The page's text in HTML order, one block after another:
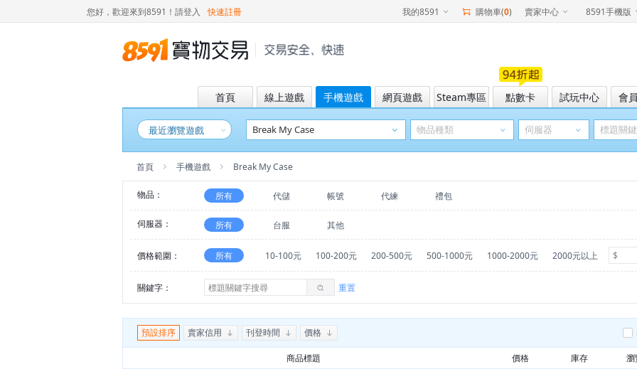
您好，歡迎來到8591！ 請登入 快速註冊 我的8591 購物車(0) 賣家中心 8591手機版
首頁 線上遊戲 手機遊戲 網頁遊戲 Steam專區 點數卡 試玩中心 會
最近瀏覽遊戲
首頁 手機遊戲 Break My Case
物品： 所有 代儲 帳號 代練 禮包
伺服器： 所有 台服 其他
價格範圍： 所有 10-100元 100-200元 200-500元 500-1000元 1000-2000元 2000元以上
關鍵字： 重置
預設排序 賣家信用 刊登時間 價格
商品標題 價格 庫存 瀏